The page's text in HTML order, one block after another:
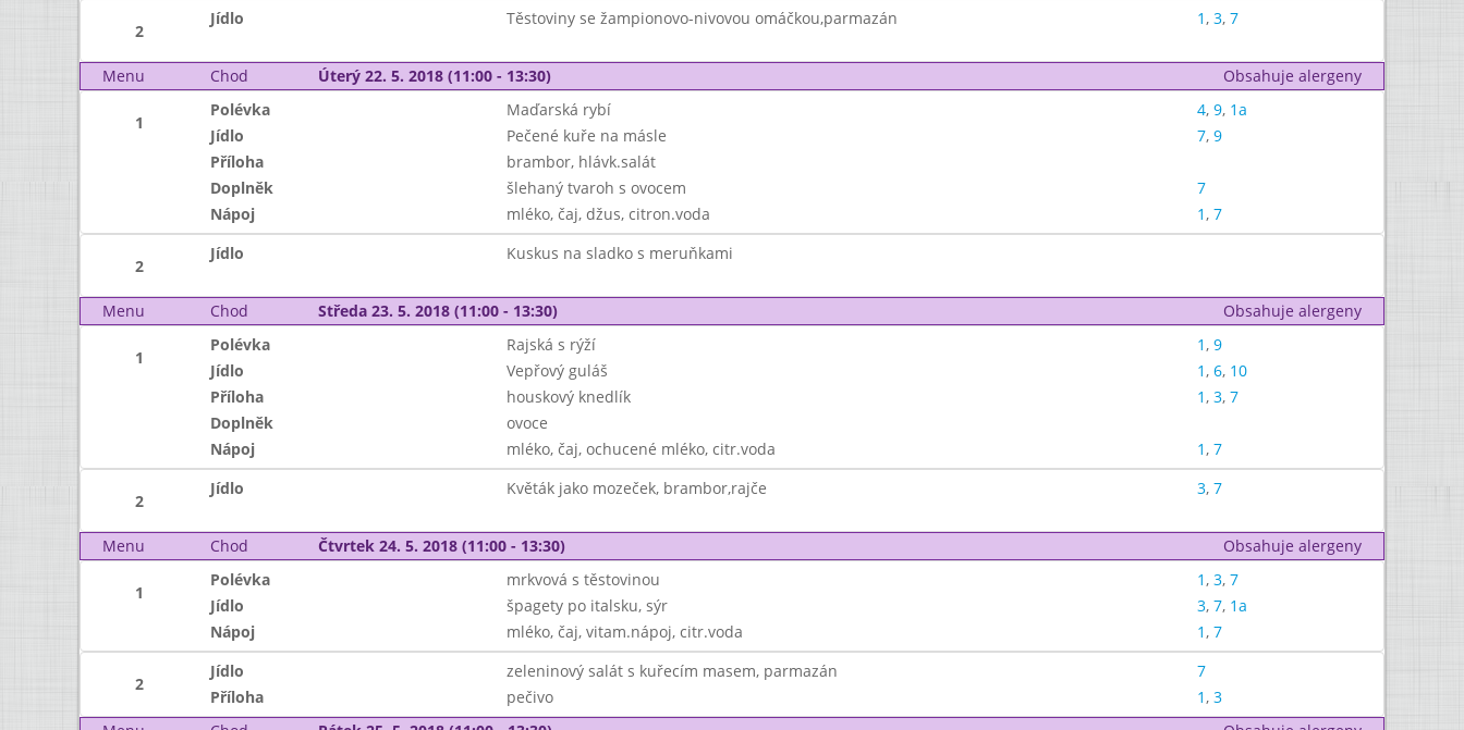
2
Jídlo Těstoviny se žampionovo-nivovou omáčkou,parmazán 1, 3, 7
Menu Chod Úterý 22. 5. 2018 (11:00 - 13:30) Obsahuje alergeny
1
Polévka Maďarská rybí 4, 9, 1a
Jídlo
Pečené kuře na másle 7, 9
Příloha
brambor, hlávk.salát
Doplněk
šlehaný tvaroh s ovocem
7
Nápoj
mléko, čaj, džus, citron.voda 1, 7
2
Jídlo Kuskus na sladko s meruňkami
Menu Chod Středa 23. 5. 2018 (11:00 - 13:30) Obsahuje alergeny
1
Polévka Rajská s rýží 1, 9
Jídlo
Vepřový guláš 1, 6, 10
Příloha
houskový knedlík 1, 3, 7
Doplněk
ovoce
Nápoj
mléko, čaj, ochucené mléko, citr.voda 1, 7
2
Jídlo Květák jako mozeček, brambor,rajče 3, 7
Menu Chod Čtvrtek 24. 5. 2018 (11:00 - 13:30) Obsahuje alergeny
1
Polévka mrkvová s těstovinou 1, 3, 7
Jídlo
špagety po italsku, sýr 3, 7, 1a
Nápoj
mléko, čaj, vitam.nápoj, citr.voda 1, 7
2
Jídlo zeleninový salát s kuřecím masem, parmazán
7
Příloha
pečivo 1, 3